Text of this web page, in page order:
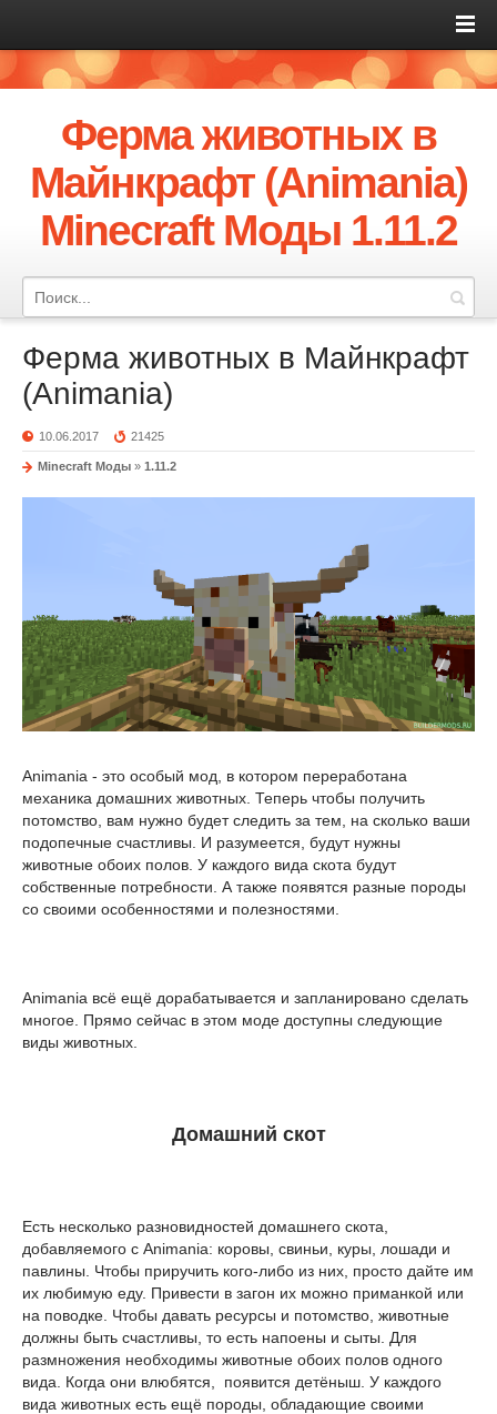
Ферма животных в
Майнкрафт (Animania)
Minecraft Моды 1.11.2
Ферма животных в Майнкрафт
(Animania)
10.06.2017 21425
Minecraft Моды » 1.11.2
Animania - это особый мод, в котором переработана
механика домашних животных. Теперь чтобы получить
потомство, вам нужно будет следить за тем, на сколько ваши
подопечные счастливы. И разумеется, будут нужны
животные обоих полов. У каждого вида скота будут
собственные потребности. А также появятся разные породы
со своими особенностями и полезностями.
Animania всё ещё дорабатывается и запланировано сделать
многое. Прямо сейчас в этом моде доступны следующие
виды животных.
Домашний скот
Есть несколько разновидностей домашнего скота,
добавляемого с Animania: коровы, свиньи, куры, лошади и
павлины. Чтобы приручить кого-либо из них, просто дайте им
их любимую еду. Привести в загон их можно приманкой или
на поводке. Чтобы давать ресурсы и потомство, животные
должны быть счастливы, то есть напоены и сыты. Для
размножения необходимы животные обоих полов одного
вида. Когда они влюбятся, появится детёныш. У каждого
вида животных есть ещё породы, обладающие своими